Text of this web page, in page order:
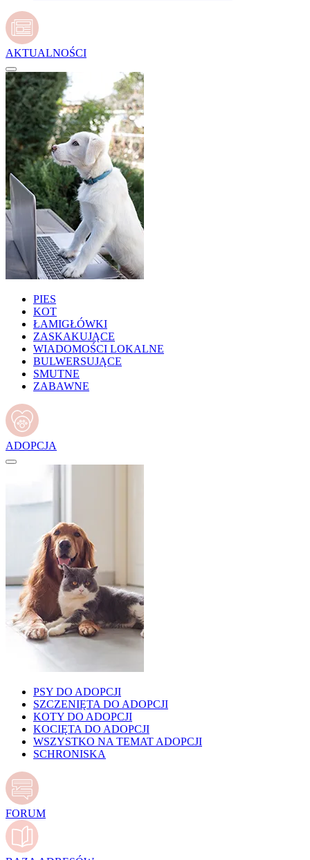
AKTUALNOŚCI
PIES
KOT
ŁAMIGŁÓWKI
ZASKAKUJĄCE
WIADOMOŚCI LOKALNE
BULWERSUJĄCE
SMUTNE
ZABAWNE
ADOPCJA
PSY DO ADOPCJI
SZCZENIĘTA DO ADOPCJI
KOTY DO ADOPCJI
KOCIĘTA DO ADOPCJI
WSZYSTKO NA TEMAT ADOPCJI
SCHRONISKA
FORUM